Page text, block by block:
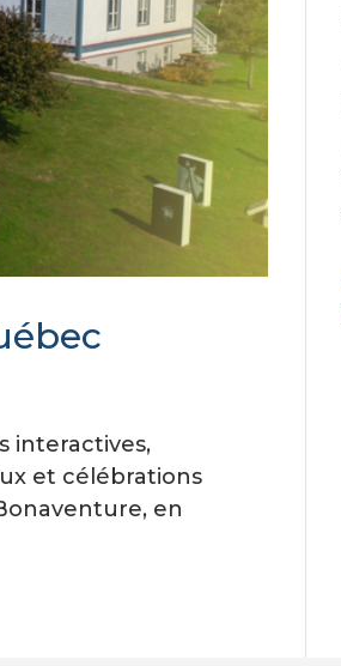
interactives,
et célébrations
en